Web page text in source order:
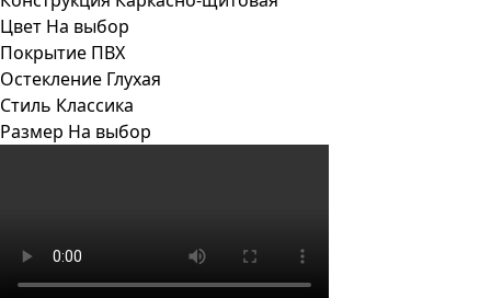
Цвет На выбор
Покрытие ПВХ
Остекление Глухая
Стиль Классика
Размер На выбор